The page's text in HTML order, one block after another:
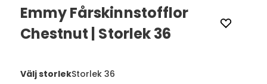
Emmy Fårskinnstofflor
Chestnut | Storlek 36
Välj storlekStorlek 36